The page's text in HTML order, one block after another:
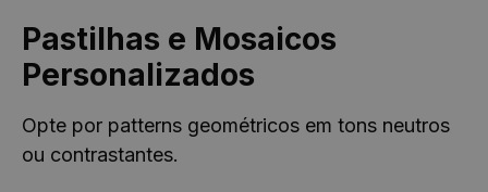
Pastilhas e Mosaicos
Personalizados
Opte por patterns geométricos em tons neutros
ou contrastantes.